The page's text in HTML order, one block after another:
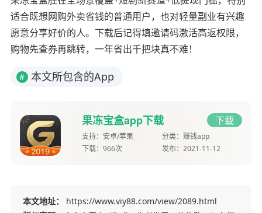
适合既想网购外卖省钱的普通用户，也对轻量副业有兴趣
愿意分享好价的人。下载后记得填邀请码激活高返权限，
购物先查券再跳转，一年省出千把块真不难！
# 本文所包含的App
果冻宝盒app下载 下载
支持： 安卓/苹果 分类： 赚钱app
下载： 966次 发布： 2021-11-12
本文地址：
https://www.viy88.com/view/2089.html